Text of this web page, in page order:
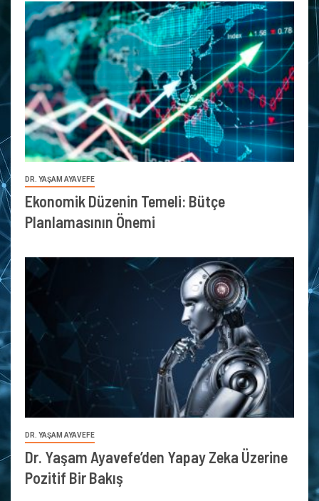
DR. YAŞAM AYAVEFE
Ekonomik Düzenin Temeli: Bütçe
Planlamasının Önemi
DR. YAŞAM AYAVEFE
Dr. Yaşam Ayavefe’den Yapay Zeka Üzerine
Pozitif Bir Bakış